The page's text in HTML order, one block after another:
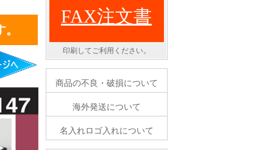
FAX注文書
印刷してご利用ください。
商品の不良・破損について
海外発送について
名入れロゴ入れについて